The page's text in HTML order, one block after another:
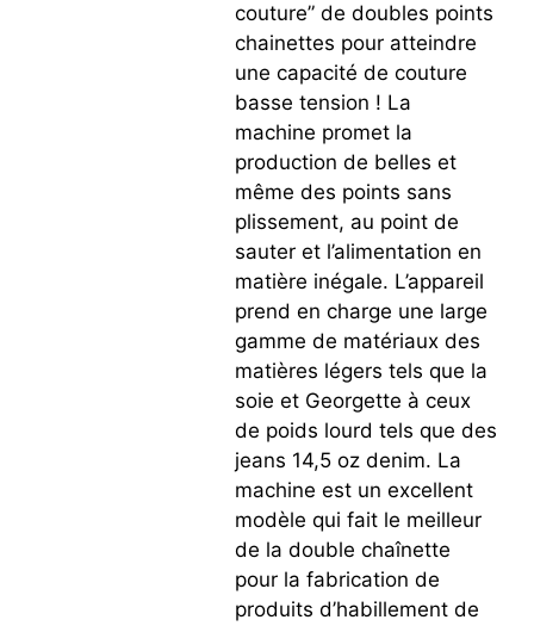
couture” de doubles points
chainettes pour atteindre
une capacité de couture
basse tension ! La
machine promet la
production de belles et
même des points sans
plissement, au point de
sauter et l’alimentation en
matière inégale. L’appareil
prend en charge une large
gamme de matériaux des
matières légers tels que la
soie et Georgette à ceux
de poids lourd tels que des
jeans 14,5 oz denim. La
machine est un excellent
modèle qui fait le meilleur
de la double chaînette
pour la fabrication de
produits d’habillement de